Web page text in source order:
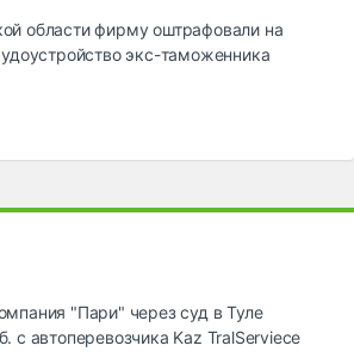
области фирму оштрафовали на
экс-таможенника
"Пари" через суд в Туле
с автоперевозчика Kaz TralServiece